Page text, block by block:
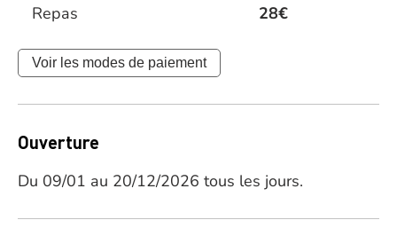
Repas 28€
Voir les modes de paiement
Ouverture
Du 09/01 au 20/12/2026 tous les jours.